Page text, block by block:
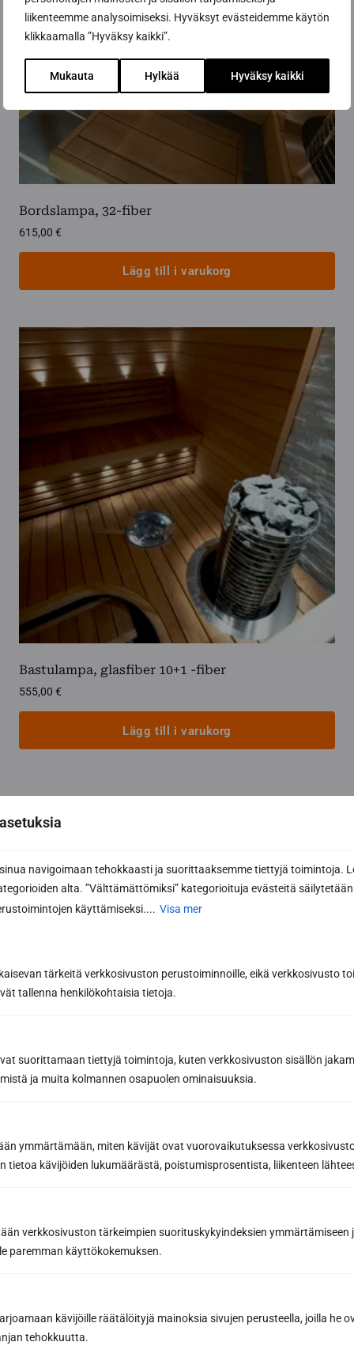
liikenteemme analysoimiseksi. Hyväksyt evästeidemme käytön
klikkaamalla ”Hyväksy kaikki”.
Mukauta Hylkää Hyväksy kaikki
navigoimaan tehokkaasti ja suorittaaksemme tiettyjä toimintoja.
alta. ”Välttämättömiksi” kategorioituja evästeitä säilytetään
käyttämiseksi.... Visa mer
tärkeitä verkkosivuston perustoiminnoille, eikä verkkosivusto
tallenna henkilökohtaisia tietoja.
suorittamaan tiettyjä toimintoja, kuten verkkosivuston sisällön
ja muita kolmannen osapuolen ominaisuuksia.
ymmärtämään, miten kävijät ovat vuorovaikutuksessa
tietoa kävijöiden lukumäärästä, poistumisprosentista, liikenteen
verkkosivuston tärkeimpien suorituskykyindeksien ymmärtämiseen
paremman käyttökokemuksen.
kävijöille räätälöityjä mainoksia sivujen perusteella, joilla he
tehokkuutta.
Bordslampa, 32-fiber
615,00 €
Lägg till i varukorg
Bastulampa, glasfiber 10+1 -fiber
555,00 €
Lägg till i varukorg
Få de bästa tipsen och knepen för en lyckad